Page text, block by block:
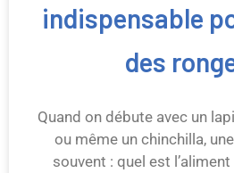
indispensable
des
Quand on débute avec un
ou même un chinchilla,
souvent : quel est